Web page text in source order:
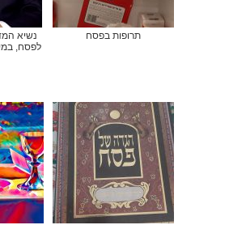
תרופות בפסח
נשיא
לפסח,